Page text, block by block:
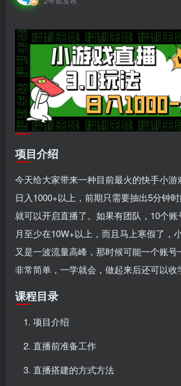
项目介绍
今天给大家带来一种目前最火的快手小
日入1000+以上，前期只需要抽出5分钟
就可以开启直播了。如果有团队，10个
月至少在10W+以上，而且马上寒假了，
又是一波流量高峰，那时候可能一个账
非常简单，一学就会，做起来后还可以收
课程目录
项目介绍
直播前准备工作
直播搭建的方式方法